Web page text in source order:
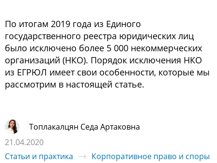
По итогам 2019 года из Единого
государственного реестра юридических лиц
было исключено более 5 000 некоммерческих
организаций (НКО). Порядок исключения НКО
из ЕГРЮЛ имеет свои особенности, которые мы
рассмотрим в настоящей статье.
Топлакалцян Седа Артаковна
21.04.2020
Статьи и практика
Корпоративное право и споры